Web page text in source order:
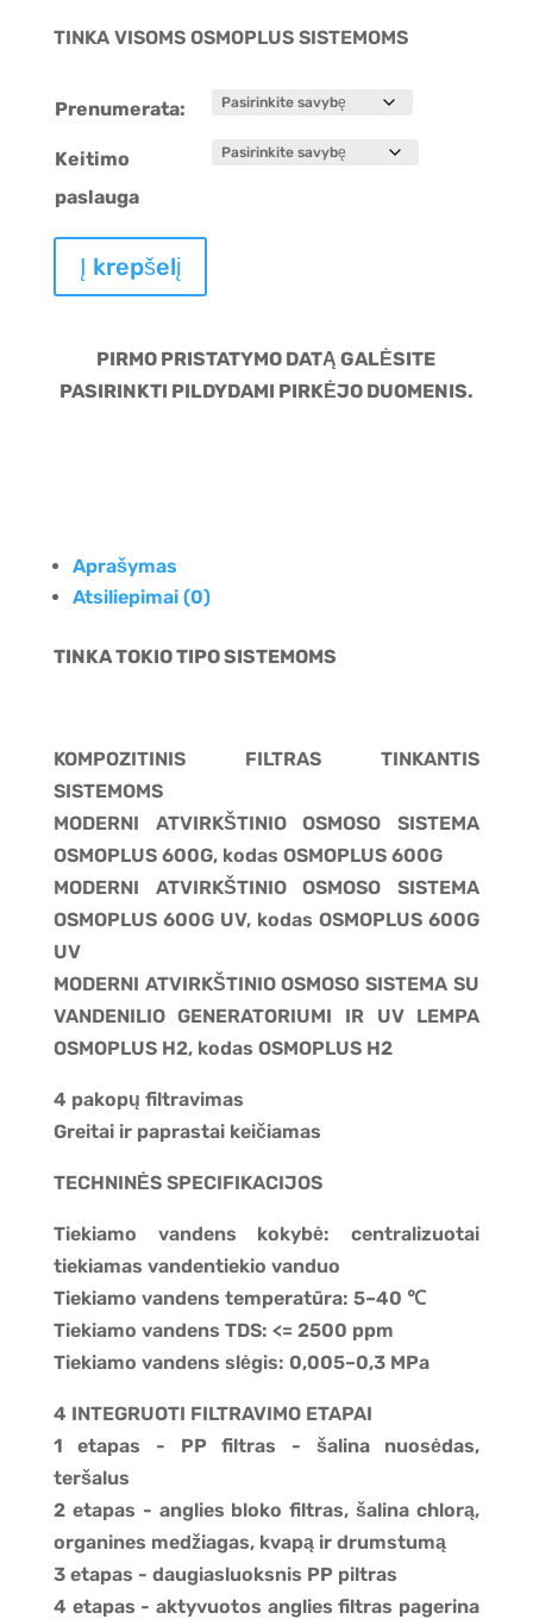
TINKA VISOMS OSMOPLUS SISTEMOMS
Prenumerata:
Keitimo
paslauga
produkto
kiekis:
MEMBRANA
600
Į krepšelį
PIRMO PRISTATYMO DATĄ GALĖSITE
PASIRINKTI PILDYDAMI PIRKĖJO DUOMENIS.
Aprašymas
Atsiliepimai (0)
TINKA TOKIO TIPO SISTEMOMS
KOMPOZITINIS FILTRAS TINKANTIS
SISTEMOMS
MODERNI ATVIRKŠTINIO OSMOSO SISTEMA
OSMOPLUS 600G, kodas OSMOPLUS 600G
MODERNI ATVIRKŠTINIO OSMOSO SISTEMA
OSMOPLUS 600G UV, kodas OSMOPLUS 600G
UV
MODERNI ATVIRKŠTINIO OSMOSO SISTEMA SU
VANDENILIO GENERATORIUMI IR UV LEMPA
OSMOPLUS H2, kodas OSMOPLUS H2
4 pakopų filtravimas
Greitai ir paprastai keičiamas
TECHNINĖS SPECIFIKACIJOS
Tiekiamo vandens kokybė: centralizuotai
tiekiamas vandentiekio vanduo
Tiekiamo vandens temperatūra: 5–40 ℃
Tiekiamo vandens TDS: <= 2500 ppm
Tiekiamo vandens slėgis: 0,005–0,3 MPa
4 INTEGRUOTI FILTRAVIMO ETAPAI
1 etapas - PP filtras - šalina nuosėdas,
teršalus
2 etapas - anglies bloko filtras, šalina chlorą,
organines medžiagas, kvapą ir drumstumą
3 etapas - daugiasluoksnis PP piltras
4 etapas - aktyvuotos anglies filtras pagerina